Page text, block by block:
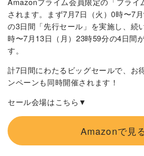
されます。まず7月7日（火）0時〜7
の3日間「先行セール」を実施し、続
時〜7月13日（月）23時59分の4日間
す。
計7日間にわたるビッグセールで、お
ンペーンも同時開催されます！
セール会場はこちら▼
Amazonで見